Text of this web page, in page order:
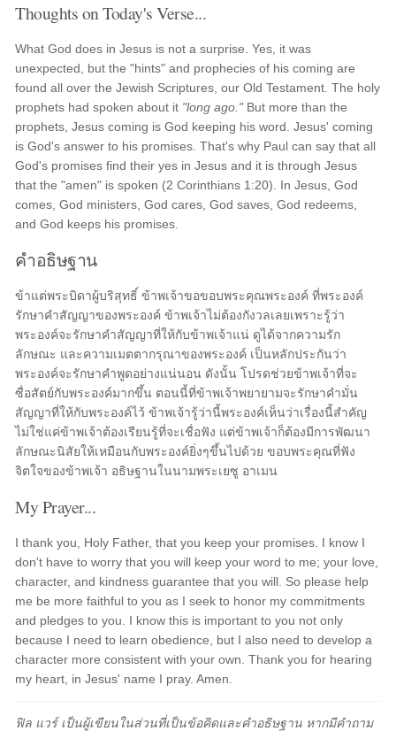
Thoughts on Today's Verse...
What God does in Jesus is not a surprise. Yes, it was
unexpected, but the "hints" and prophecies of his coming are
found all over the Jewish Scriptures, our Old Testament. The holy
prophets had spoken about it "long ago."But more than the
prophets, Jesus coming is God keeping his word. Jesus' coming
is God's answer to his promises. That's why Paul can say that all
God's promises find their yes in Jesus and it is through Jesus
that the "amen" is spoken (2 Corinthians 1:20). In Jesus, God
comes, God ministers, God cares, God saves, God redeems,
and God keeps his promises.
คำอธิษฐาน
ข้าแต่พระบิดาผู้บริสุทธิ์ ข้าพเจ้าขอขอบพระคุณพระองค์ ที่พระองค์
รักษาคำสัญญาของพระองค์ ข้าพเจ้าไม่ต้องกังวลเลยเพราะรู้ว่า
พระองค์จะรักษาคำสัญญาที่ให้กับข้าพเจ้าแน่ ดูได้จากความรัก
ลักษณะ และความเมตตากรุณาของพระองค์ เป็นหลักประกันว่า
พระองค์จะรักษาคำพูดอย่างแน่นอน ดังนั้น โปรดช่วยข้าพเจ้าที่จะ
ซื่อสัตย์กับพระองค์มากขึ้น ตอนนี้ที่ข้าพเจ้าพยายามจะรักษาคำมั่น
สัญญาที่ให้กับพระองค์ไว้ ข้าพเจ้ารู้ว่านี้พระองค์เห็นว่าเรื่องนี้สำคัญ
ไม่ใช่แค่ข้าพเจ้าต้องเรียนรู้ที่จะเชื่อฟัง แต่ข้าพเจ้าก็ต้องมีการพัฒนา
ลักษณะนิสัยให้เหมือนกับพระองค์ยิ่งๆขึ้นไปด้วย ขอบพระคุณที่ฟัง
จิตใจของข้าพเจ้า อธิษฐานในนามพระเยซู อาเมน
My Prayer...
I thank you, Holy Father, that you keep your promises. I know I
don't have to worry that you will keep your word to me; your love,
character, and kindness guarantee that you will. So please help
me be more faithful to you as I seek to honor my commitments
and pledges to you. I know this is important to you not only
because I need to learn obedience, but I also need to develop a
character more consistent with your own. Thank you for hearing
my heart, in Jesus' name I pray. Amen.
ฟิล แวร์ เป็นผู้เขียนในส่วนที่เป็นข้อคิดและคำอธิษฐาน หากมีคำถาม